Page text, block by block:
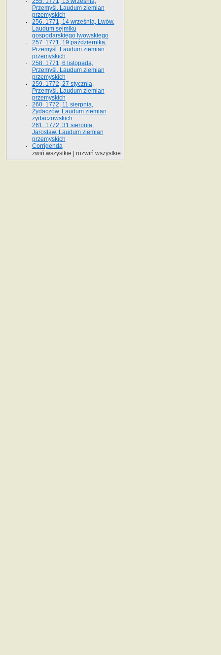
Przemyśl. Laudum ziemian
przemyskich
256. 1771, 14 września, Lwów.
Laudum sejmiku
gospodarskiego lwowskiego
257. 1771, 19 października,
Przemyśl. Laudum ziemian
przemyskich
258. 1771, 6 listopada,
Przemyśl. Laudum ziemian
przemyskich
259. 1772, 27 stycznia,
Przemyśl. Laudum ziemian
przemyskich
260. 1772, 11 sierpnia,
Żydaczów. Laudum ziemian
żydaczowskich
261. 1772, 31 sierpnia,
Jarosław. Laudum ziemian
przemyskich
Corrigenda
zwiń wszystkie
rozwiń wszystkie